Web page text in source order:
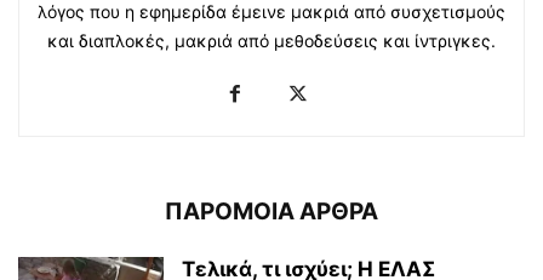
λόγος που η εφημερίδα έμεινε μακριά από συσχετισμούς
και διαπλοκές, μακριά από μεθοδεύσεις και ίντριγκες.
ΠΑΡΟΜΟΙΑ ΑΡΘΡΑ
Τελικά, τι ισχύει; Η ΕΛΑΣ